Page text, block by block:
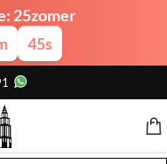
25zomer
44s